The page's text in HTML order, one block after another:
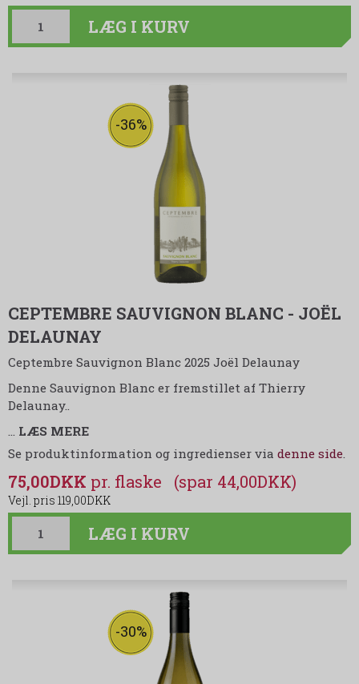
LÆG I KURV
-36%
CEPTEMBRE SAUVIGNON BLANC - JOËL
DELAUNAY
Ceptembre Sauvignon Blanc 2025 Joël Delaunay
Denne Sauvignon Blanc er fremstillet af Thierry
Delaunay..
LÆS MERE
Se produktinformation og ingredienser via denne side
75,00DKK
119,00DKK
(spar 44,00DKK)
LÆG I KURV
-30%